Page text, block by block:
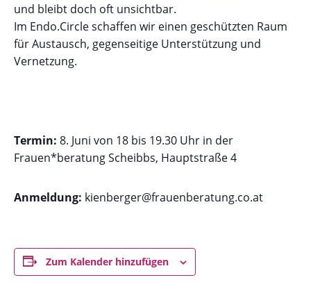
und bleibt doch oft unsichtbar.
Im Endo.Circle schaffen wir einen geschützten Raum
fürAustausch, gegenseitige Unterstützung und
Vernetzung.
Termin: 8. Juni von 18 bis 19.30 Uhr in der
Frauen*beratung Scheibbs, Hauptstraße 4
Anmeldung: kienberger@frauenberatung.co.at
Zum Kalender hinzufügen